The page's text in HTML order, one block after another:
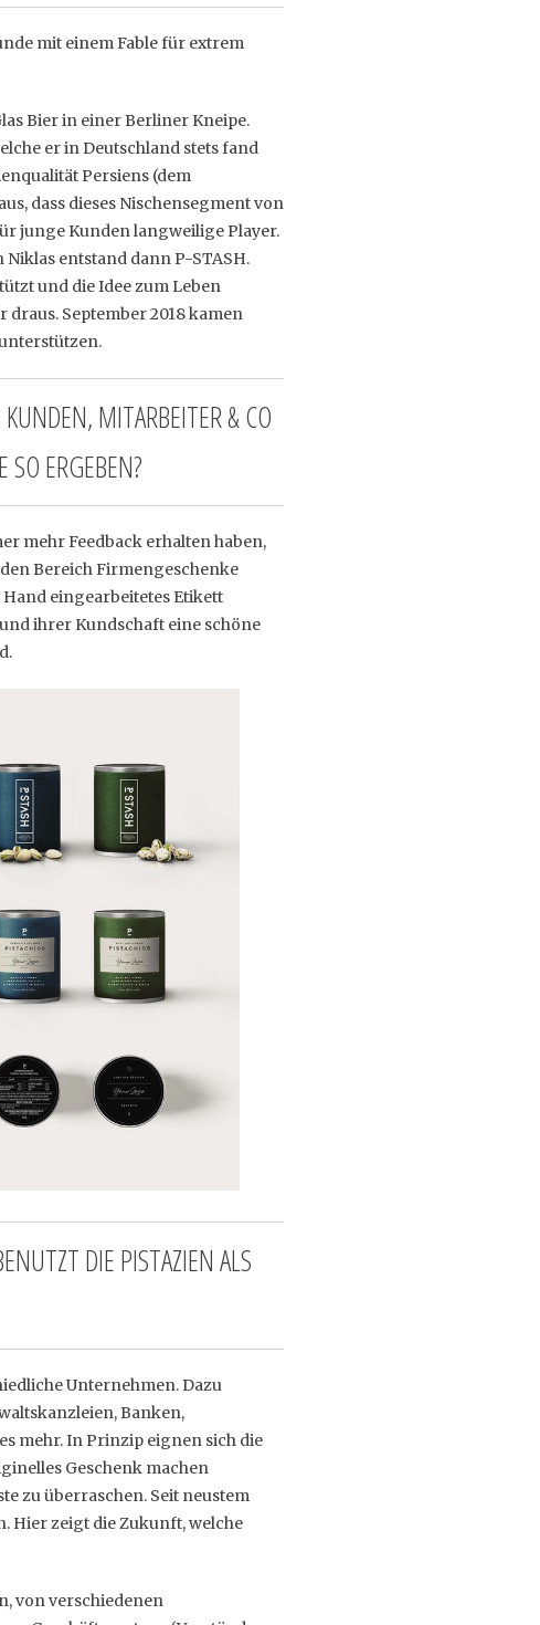
mit einem Fable für extrem
Bier in einer Berliner Kneipe.
er in Deutschland stets fand
Persiens (dem
dass dieses Nischensegment von
junge Kunden langweilige Player.
entstand dann P-STASH.
und die Idee zum Leben
September 2018 kamen
MITARBEITER & CO
SO ERGEBEN?
mehr Feedback erhalten haben,
Bereich Firmengeschenke
eingearbeitetes Etikett
ihrer Kundschaft eine schöne
DIE PISTAZIEN ALS
Unternehmen. Dazu
Banken,
mehr. In Prinzip eignen sich die
Geschenk machen
zu überraschen. Seit neustem
Hier zeigt die Zukunft, welche
von verschiedenen